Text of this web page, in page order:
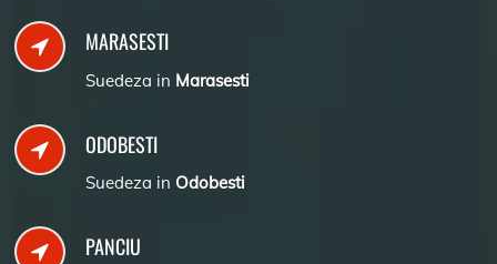
MARASESTI
Suedeza in Marasesti
ODOBESTI
Suedeza in Odobesti
PANCIU